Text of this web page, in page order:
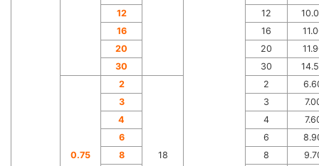
12
12
16
16
20
20
30
30
0.75
2
18
2
3
3
4
4
6
6
8
8